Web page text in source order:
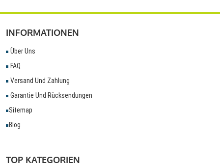
INFORMATIONEN
Über Uns
FAQ
Versand Und Zahlung
Garantie Und Rücksendungen
Sitemap
Blog
TOP KATEGORIEN